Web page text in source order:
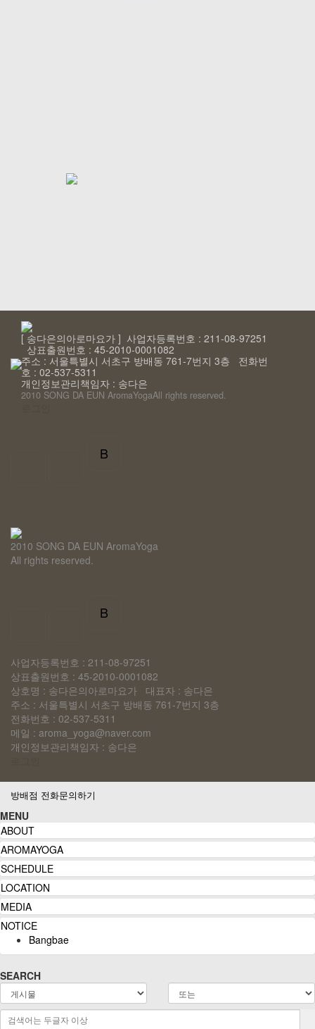
[ 송다은의아로마요가 ] 사업자등록번호 : 211-08-97251
상표출원번호 : 45-2010-0001082
주소 : 서울특별시 서초구 방배동 761-7번지 3층 전화번
호 : 02-537-5311
개인정보관리책임자 : 송다은
2010 SONG DA EUN AromaYogaAll rights reserved.
B
2010 SONG DA EUN AromaYoga
All rights reserved.
B
사업자등록번호 : 211-08-97251
상표출원번호 : 45-2010-0001082
상호명 : 송다은의아로마요가 대표자 : 송다은
주소 : 서울특별시 서초구 방배동 761-7번지 3층
전화번호 : 02-537-5311
메일 : aroma_yoga@naver.com
개인정보관리책임자 : 송다은
방배점 전화문의하기
MENU
ABOUT
AROMAYOGA
SCHEDULE
LOCATION
MEDIA
NOTICE
Bangbae
SEARCH